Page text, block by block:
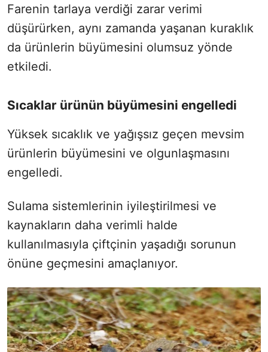
Farenin tarlaya verdiği zarar verimi
düşürürken, aynı zamanda yaşanan kuraklık
da ürünlerin büyümesini olumsuz yönde
etkiledi.
Sıcaklar ürünün büyümesini engelledi
Yüksek sıcaklık ve yağışsız geçen mevsim
ürünlerin büyümesini ve olgunlaşmasını
engelledi.
Sulama sistemlerinin iyileştirilmesi ve
kaynakların daha verimli halde
kullanılmasıyla çiftçinin yaşadığı sorunun
önüne geçmesini amaçlanıyor.